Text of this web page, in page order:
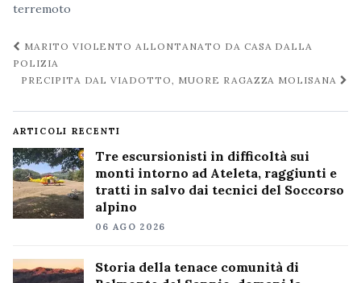
terremoto
Navigazione
post
MARITO VIOLENTO ALLONTANATO DA CASA DALLA
POLIZIA
PRECIPITA DAL VIADOTTO, MUORE RAGAZZA MOLISANA
ARTICOLI RECENTI
Tre escursionisti in difficoltà sui
monti intorno ad Ateleta, raggiunti e
tratti in salvo dai tecnici del Soccorso
alpino
06 AGO 2026
Storia della tenace comunità di